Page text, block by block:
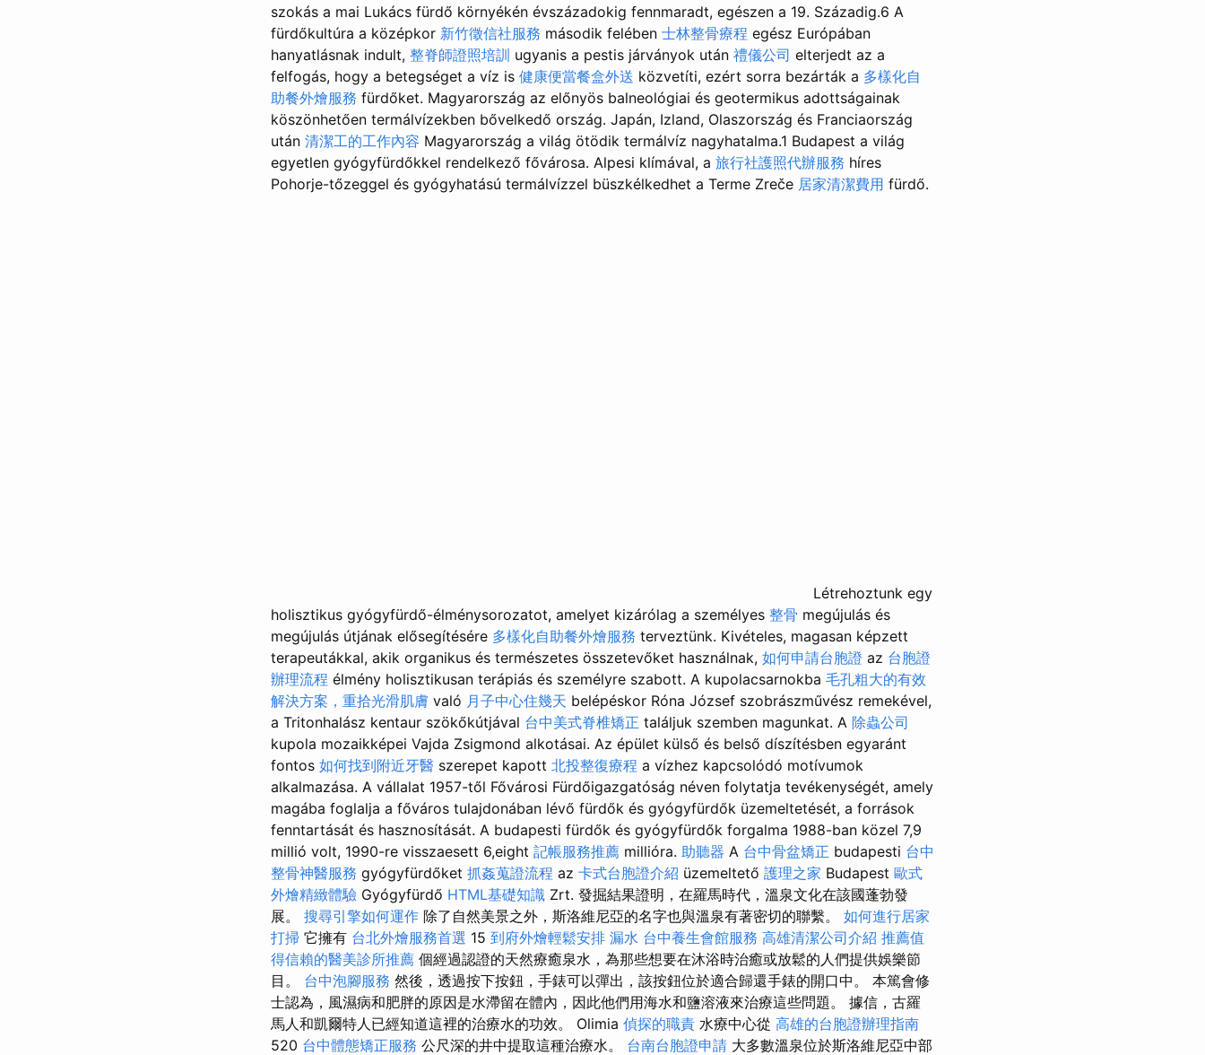
szokás a mai Lukács fürdő környékén évszázadokig fennmaradt, egészen a 19. Századig.6 A
fürdőkultúra a középkor 新竹徵信社服務 második felében 士林整骨療程 egész Európában
hanyatlásnak indult, 整脊師證照培訓 ugyanis a pestis járványok után 禮儀公司 elterjedt az a
felfogás, hogy a betegséget a víz is 健康便當餐盒外送 közvetíti, ezért sorra bezárták a 多樣化自
助餐外燴服務 fürdőket. Magyarország az előnyös balneológiai és geotermikus adottságainak
köszönhetően termálvízekben bővelkedő ország. Japán, Izland, Olaszország és Franciaország
után 清潔工的工作內容 Magyarország a világ ötödik termálvíz nagyhatalma.1 Budapest a világ
egyetlen gyógyfürdőkkel rendelkező fővárosa. Alpesi klímával, a 旅行社護照代辦服務 híres
Pohorje-tőzeggel és gyógyhatású termálvízzel büszkélkedhet a Terme Zreče 居家清潔費用 fürdő.
Létrehoztunk egy
holisztikus gyógyfürdő-élménysorozatot, amelyet kizárólag a személyes 整骨 megújulás és
megújulás útjának elősegítésére 多樣化自助餐外燴服務 terveztünk. Kivételes, magasan képzett
terapeutákkal, akik organikus és természetes összetevőket használnak, 如何申請台胞證 az 台胞證
辦理流程 élmény holisztikusan terápiás és személyre szabott. A kupolacsarnokba 毛孔粗大的有效
解決方案，重拾光滑肌膚 való 月子中心住幾天 belépéskor Róna József szobrászművész remekével,
a Tritonhalász kentaur szökőkútjával 台中美式脊椎矯正 találjuk szemben magunkat. A 除蟲公司
kupola mozaikképei Vajda Zsigmond alkotásai. Az épület külső és belső díszítésben egyaránt
fontos 如何找到附近牙醫 szerepet kapott 北投整復療程 a vízhez kapcsolódó motívumok
alkalmazása. A vállalat 1957-től Fővárosi Fürdőigazgatóság néven folytatja tevékenységét, amely
magába foglalja a főváros tulajdonában lévő fürdők és gyógyfürdők üzemeltetését, a források
fenntartását és hasznosítását. A budapesti fürdők és gyógyfürdők forgalma 1988-ban közel 7,9
millió volt, 1990-re visszaesett 6,eight 記帳服務推薦 millióra. 助聽器 A 台中骨盆矯正 budapesti 台中
整骨神醫服務 gyógyfürdőket 抓姦蒐證流程 az 卡式台胞證介紹 üzemeltető 護理之家 Budapest 歐式
外燴精緻體驗 Gyógyfürdő HTML基礎知識 Zrt. 發掘結果證明，在羅馬時代，溫泉文化在該國蓬勃發
展。 搜尋引擎如何運作 除了自然美景之外，斯洛維尼亞的名字也與溫泉有著密切的聯繫。 如何進行居家
打掃 它擁有 台北外燴服務首選 15 到府外燴輕鬆安排 漏水 台中養生會館服務 高雄清潔公司介紹 推薦值
得信賴的醫美診所推薦 個經過認證的天然療癒泉水，為那些想要在沐浴時治癒或放鬆的人們提供娛樂節
目。 台中泡腳服務 然後，透過按下按鈕，手錶可以彈出，該按鈕位於適合歸還手錶的開口中。 本篤會修
士認為，風濕病和肥胖的原因是水滯留在體內，因此他們用海水和鹽溶液來治療這些問題。 據信，古羅
馬人和凱爾特人已經知道這裡的治療水的功效。 Olimia 偵探的職責 水療中心從 高雄的台胞證辦理指南
520 台中體態矯正服務 公尺深的井中提取這種治療水。 台南台胞證申請 大多數溫泉位於斯洛維尼亞中部